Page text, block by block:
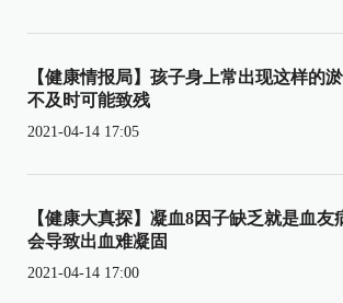
【健康情报局】孩子身上常出现这样的
不及时可能致残
2021-04-14 17:05
【健康大真探】凝血8因子缺乏就是血友
会导致出血难凝固
2021-04-14 17:00